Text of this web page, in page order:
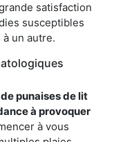
satisfaction
susceptibles
à un autre.
punaises de lit
à provoquer
à vous